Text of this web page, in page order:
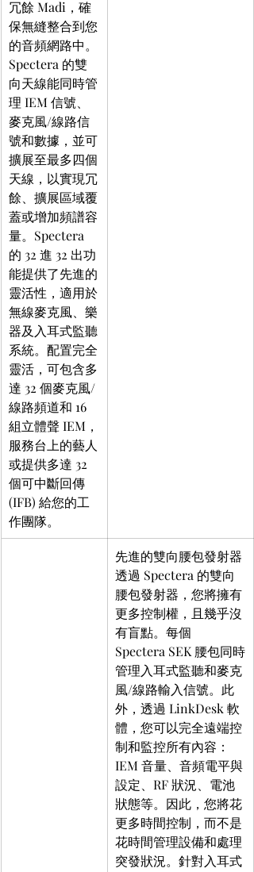
冗餘 Madi，確
保無縫整合到您
的音頻網路中。
Spectera 的雙
向天線能同時管
理 IEM 信號、
麥克風/線路信
號和數據，並可
擴展至最多四個
天線，以實現冗
餘、擴展區域覆
蓋或增加頻譜容
量。Spectera
的 32 進 32 出功
能提供了先進的
靈活性，適用於
無線麥克風、樂
器及入耳式監聽
系統。配置完全
靈活，可包含多
達 32 個麥克風/
線路頻道和 16
組立體聲 IEM，
服務台上的藝人
或提供多達 32
個可中斷回傳
(IFB) 給您的工
作團隊。
先進的雙向腰包發射器
透過 Spectera 的雙向
腰包發射器，您將擁有
更多控制權，且幾乎沒
有盲點。每個
Spectera SEK 腰包同時
管理入耳式監聽和麥克
風/線路輸入信號。此
外，透過 LinkDesk 軟
體，您可以完全遠端控
制和監控所有內容：
IEM 音量、音頻電平與
設定、RF 狀況、電池
狀態等。因此，您將花
更多時間控制，而不是
花時間管理設備和處理
突發狀況。針對入耳式